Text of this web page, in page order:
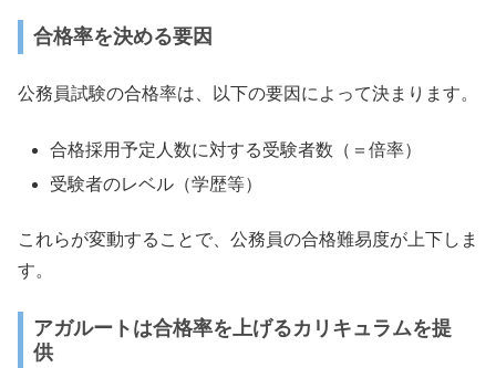
合格率を決める要因
公務員試験の合格率は、以下の要因によって決まります。
合格採用予定人数に対する受験者数（＝倍率）
受験者のレベル（学歴等）
これらが変動することで、公務員の合格難易度が上下しま
す。
アガルートは合格率を上げるカリキュラムを提
供